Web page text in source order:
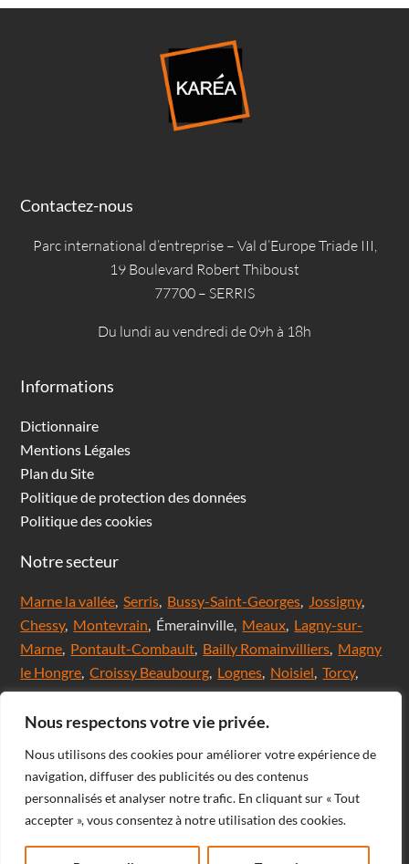
Nous respectons votre vie privée.
Nous utilisons des cookies pour améliorer votre expérience de
navigation, diffuser des publicités ou des contenus
personnalisés et analyser notre trafic. En cliquant sur « Tout
accepter », vous consentez à notre utilisation des cookies.
Contactez-nous
Parc international d’entreprise – Val d’Europe Triade III,
19 Boulevard Robert Thiboust
77700 – SERRIS
Du lundi au vendredi de 09h à 18h
Informations
Dictionnaire
Mentions Légales
Plan du Site
Politique de protection des données
Politique des cookies
Notre secteur
Marne la vallée Serris Bussy-Saint-Georges Jossigny,
Chessy, Montevrain , Émerainville, Meaux Lagny-sur-
Marne Pontault-Combault Bailly Romainvilliers Magny
le Hongre ,Croissy Beaubourg Lognes Noisiel ,Torcy,
Chanteloup en brie,Saint Thibault des Vignes,Val
d'Europe,Coupvray , Chalifert, Esbly, Thorigny,
comte Robert, Ferrières en Brie, Nangis, Villeneuve-Le-
Comte, Meaux, Mareuil les Meaux, Nanteuil les Meaux,
Roissy-En-Brie, Champs-sur-Marne, Noisiel, Chelles,